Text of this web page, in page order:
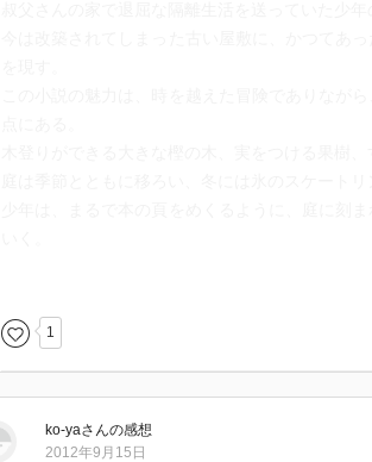
彼女にとってもトムは「幽霊」のような存在
る。
でも、夢か現実かわからない境目のような庭で
時計が13回目の音を鳴らすとき、それは魔法の
1
ko-yaさんの感想
2012年9月15日